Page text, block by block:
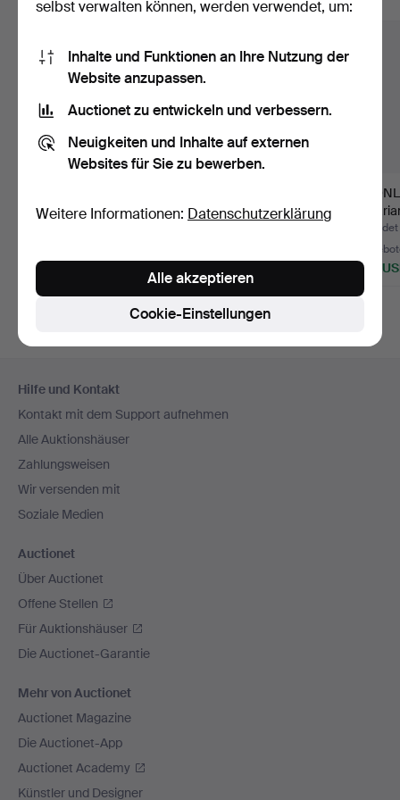
Glasprismen, Messing,
74 USD
Kronleuchter/Deckenla
15
442
Navigation
Hilfe und Kontakt
Kontakt mit dem Support aufnehmen
Alle Auktionshäuser
Zahlungsweisen
Wir versenden mit
Soziale Medien
Auctionet
Über Auctionet
Offene Stellen
Für Auktionshäuser
Die Auctionet-Garantie
Mehr von Auctionet
Auctionet Magazine
Die Auctionet-App
Auctionet Academy
Künstler und Designer
selbst verwalten können, werden verwendet, um:
Inhalte und Funktionen an Ihre Nutzung der
Website anzupassen.
Auctionet zu entwickeln und verbessern.
Neuigkeiten und Inhalte auf externen
Websites für Sie zu bewerben.
Weitere Informationen: Datenschutzerklärung
Cookie-Einstellungen
Alle akzeptieren